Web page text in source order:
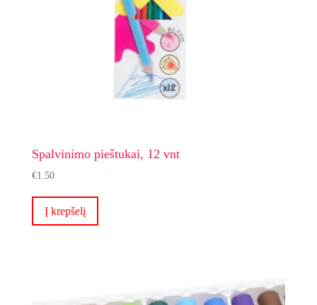
Spalvinimo pieštukai, 12 vnt
€1.50
Į krepšelį